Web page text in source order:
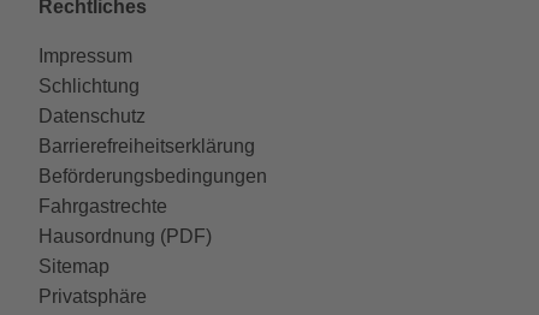
Rechtliches
Impressum
Schlichtung
Datenschutz
Barrierefreiheitserklärung
Beförderungsbedingungen
Fahrgastrechte
Hausordnung (PDF)
Sitemap
Privatsphäre